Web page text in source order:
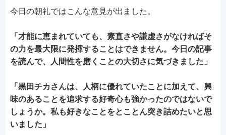
今日の朝礼ではこんな意見が出ました。
「才能に恵まれていても、素直さや謙虚さがなければそ
の力を最大限に発揮することはできません。今日の記事
を読んで、人間性を磨くことの大切さに気づきました」
「黒田チカさんは、人柄に優れていたことに加えて、興
味のあることを追求する好奇心も強かったのではないで
しょうか。私も好きなことをとことん突き詰めたいと思
いました」